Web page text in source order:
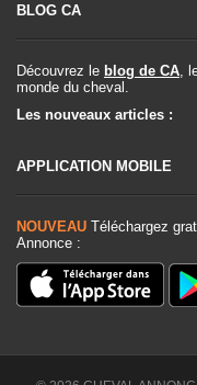
BLOG CA
Découvrez le blog de CA ,
monde du cheval.
Les nouveaux articles :
APPLICATION MOBILE
NOUVEAU Téléchargez
Annonce :